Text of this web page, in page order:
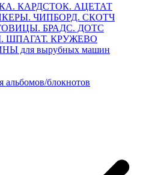
КАРДСТОК. АЦЕТАТ
ЧИПБОРД. СКОТЧ
БРАДС. ДОТС
ШПАГАТ. КРУЖЕВО
для вырубных машин
блокнотов